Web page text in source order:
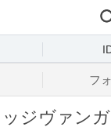
フ
ジヴァン